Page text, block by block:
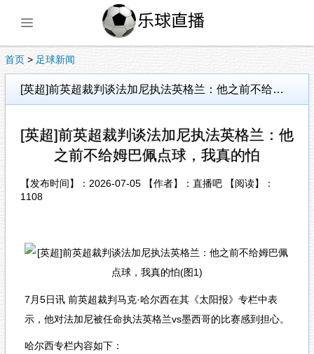
首页 > 足球新闻
[英超]前英超裁判谈法加尼执法英格兰：他之前不给姆巴佩点球，我真的怕
[英超]前英超裁判谈法加尼执法英格兰：他
之前不给姆巴佩点球，我真的怕
【发布时间】：2026-07-05 【作者】：直播吧 【阅读】：
1108
7月5日讯 前英超裁判马克·哈尔西在其《太阳报》专栏中表
示，他对法加尼被任命执法英格兰vs墨西哥的比赛感到担心。
哈尔西专栏内容如下：